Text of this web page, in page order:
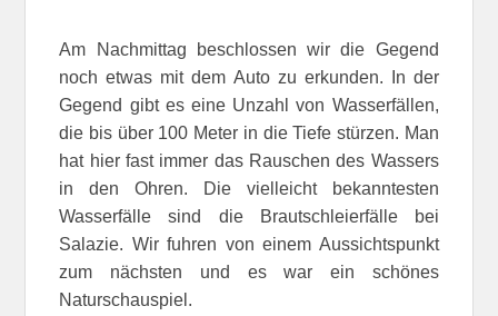
Am Nachmittag beschlossen wir die Gegend
noch etwas mit dem Auto zu erkunden. In der
Gegend gibt es eine Unzahl von Wasserfällen,
die bis über 100 Meter in die Tiefe stürzen. Man
hat hier fast immer das Rauschen des Wassers
in den Ohren. Die vielleicht bekanntesten
Wasserfälle sind die Brautschleierfälle bei
Salazie. Wir fuhren von einem Aussichtspunkt
zum nächsten und es war ein schönes
Naturschauspiel.